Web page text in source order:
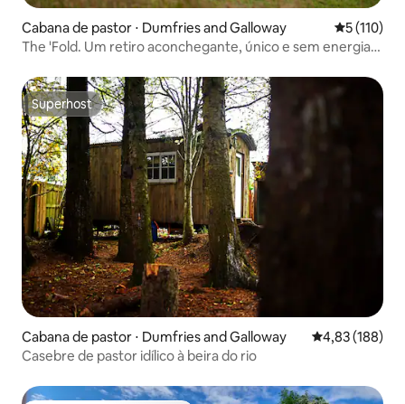
Cabana de pastor ⋅ Dumfries and Galloway 5 de uma
5 (110)
The 'Fold. Um retiro aconchegante, único e sem energia
Superhost
Superhost
Cabana de pastor ⋅ Dumfries and Galloway 4,83 de uma
4,83 (188)
Casebre de pastor idílico à beira do rio